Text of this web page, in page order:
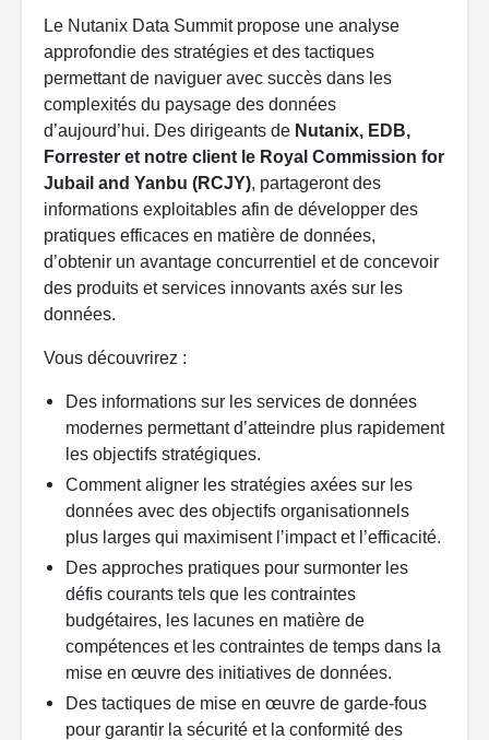
Le Nutanix Data Summit propose une analyse
approfondie des stratégies et des tactiques
permettant de naviguer avec succès dans les
complexités du paysage des données
d’aujourd’hui. Des dirigeants de Nutanix, EDB,
Forrester et notre client le Royal Commission for
Jubail and Yanbu (RCJY), partageront des
informations exploitables afin de développer des
pratiques efficaces en matière de données,
d’obtenir un avantage concurrentiel et de concevoir
des produits et services innovants axés sur les
données.
Vous découvrirez :
Des informations sur les services de données
modernes permettant d’atteindre plus rapidement
les objectifs stratégiques.
Comment aligner les stratégies axées sur les
données avec des objectifs organisationnels
plus larges qui maximisent l’impact et l’efficacité.
Des approches pratiques pour surmonter les
défis courants tels que les contraintes
budgétaires, les lacunes en matière de
compétences et les contraintes de temps dans la
mise en œuvre des initiatives de données.
Des tactiques de mise en œuvre de garde-fous
pour garantir la sécurité et la conformité des